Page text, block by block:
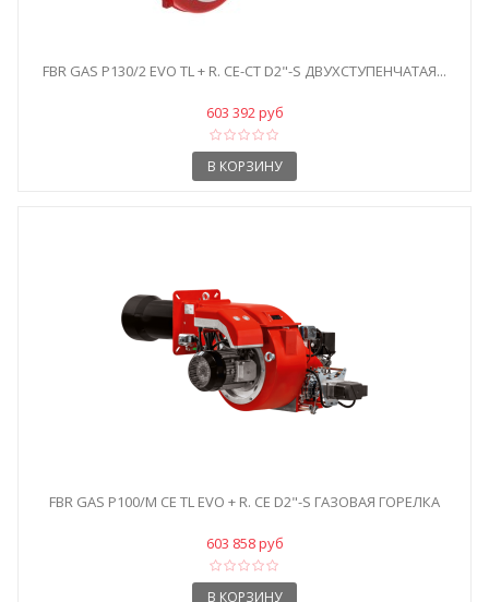
FBR GAS P130/2 EVO TL + R. CE-CT D2"-S ДВУХСТУПЕНЧАТАЯ...
603 392 руб
В КОРЗИНУ
FBR GAS P100/M CE TL EVO + R. CE D2"-S ГАЗОВАЯ ГОРЕЛКА
603 858 руб
В КОРЗИНУ